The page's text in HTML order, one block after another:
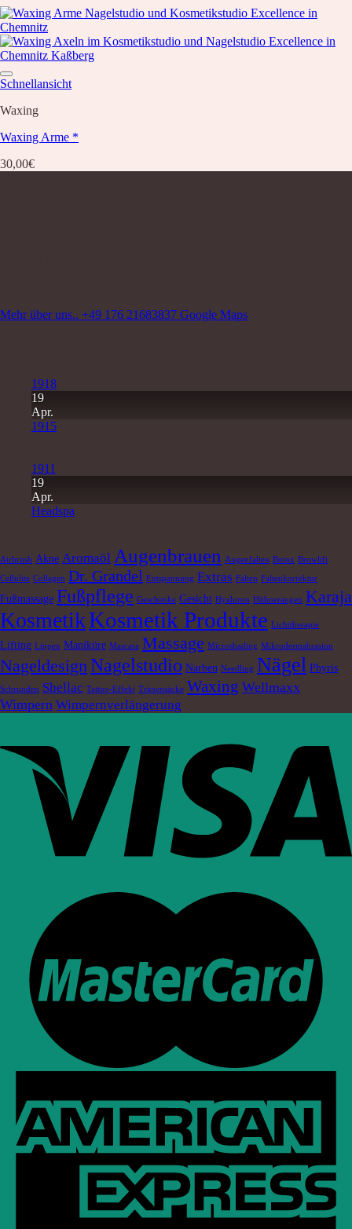
Schnellansicht
Waxing
Waxing Arme *
30,00€
Mehr über uns.. +49 176 21683837 Google Maps
1918
19
Apr.
1915
1911
19
Apr.
Headspa
Airbrush Akne Aromaöl Augenbrauen Augenfalten Botox Browlift
Cellulite Collagen Dr. Grandel Entspannung Extras Falten Faltenkorrektur
Fußmassage Fußpflege Geschenke Gesicht Hyaluron Hühneraugen Karaja
KosmetikKosmetik Produkte Lichttherapie
Lifting Lippen Maniküre Mascara Massage Microshading Mikrodermabrasion
NageldesignNagelstudio Narben Needling Nägel Phyris
Schrunden Shellac Tattoo-Effekt Tränensäcke Waxing Wellmaxx
Wimpern Wimpernverlängerung